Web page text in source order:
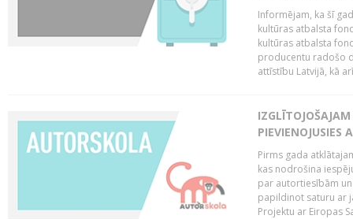
Informējam, ka šī
kultūras atbalsta
kultūras atbalsta
producentu radošo
attīstību Latvijā, kā
PIEVIENOJUSIES
Pirms gada
kas nodrošina
par autortiesībām
papildinot saturu ar
Projektu ar Eiropas